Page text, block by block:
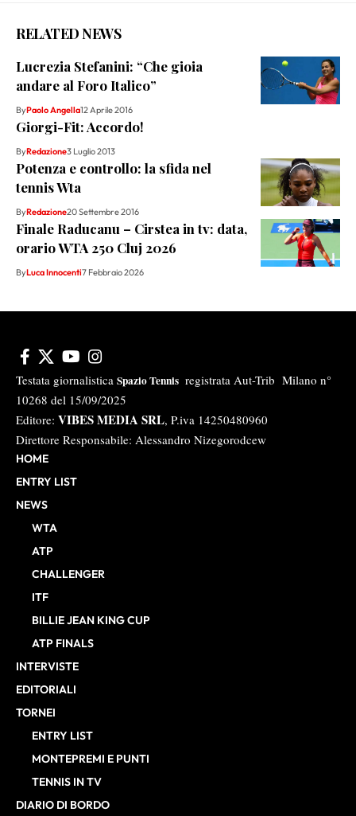
RELATED NEWS
Lucrezia Stefanini: “Che gioia
andare al Foro Italico”
ByPaolo Angella12 Aprile 2016
Giorgi-Fit: Accordo!
ByRedazione3 Luglio 2013
Potenza e controllo: la sfida nel
tennis Wta
ByRedazione20 Settembre 2016
Finale Raducanu – Cirstea in tv: data,
orario WTA 250 Cluj 2026
ByLuca Innocenti7 Febbraio 2026
Testata giornalistica Spazio Tennis registrata Aut-Trib Milano n°
10268 del 15/09/2025
Editore: VIBES MEDIA SRL, P.iva 14250480960
Direttore Responsabile: Alessandro Nizegorodcew
HOME
ENTRY LIST
NEWS
WTA
ATP
CHALLENGER
ITF
BILLIE JEAN KING CUP
ATP FINALS
INTERVISTE
EDITORIALI
TORNEI
ENTRY LIST
MONTEPREMI E PUNTI
TENNIS IN TV
DIARIO DI BORDO